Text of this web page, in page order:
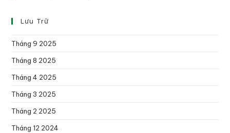
Lưu Trữ
Tháng 9 2025
Tháng 8 2025
Tháng 4 2025
Tháng 3 2025
Tháng 2 2025
Tháng 12 2024